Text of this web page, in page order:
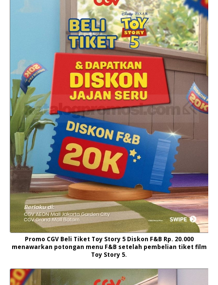
Promo CGV Beli Tiket Toy Story 5 Diskon F&B Rp. 20.000
menawarkan potongan menu F&B setelah pembelian tiket film
Toy Story 5.